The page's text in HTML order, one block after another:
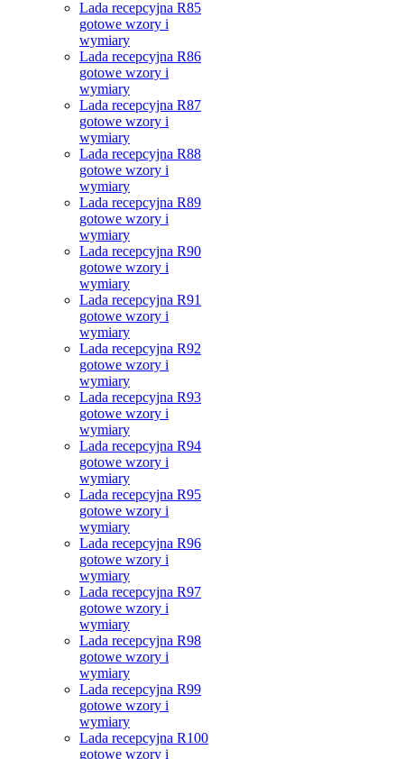
Lada recepcyjna R85
gotowe wzory i
wymiary
Lada recepcyjna R86
gotowe wzory i
wymiary
Lada recepcyjna R87
gotowe wzory i
wymiary
Lada recepcyjna R88
gotowe wzory i
wymiary
Lada recepcyjna R89
gotowe wzory i
wymiary
Lada recepcyjna R90
gotowe wzory i
wymiary
Lada recepcyjna R91
gotowe wzory i
wymiary
Lada recepcyjna R92
gotowe wzory i
wymiary
Lada recepcyjna R93
gotowe wzory i
wymiary
Lada recepcyjna R94
gotowe wzory i
wymiary
Lada recepcyjna R95
gotowe wzory i
wymiary
Lada recepcyjna R96
gotowe wzory i
wymiary
Lada recepcyjna R97
gotowe wzory i
wymiary
Lada recepcyjna R98
gotowe wzory i
wymiary
Lada recepcyjna R99
gotowe wzory i
wymiary
Lada recepcyjna R100
gotowe wzory i